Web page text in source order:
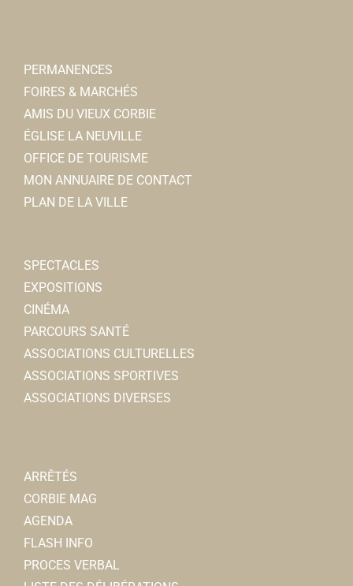
PERMANENCES
FOIRES & MARCHÉS
AMIS DU VIEUX CORBIE
ÉGLISE LA NEUVILLE
OFFICE DE TOURISME
MON ANNUAIRE DE CONTACT
PLAN DE LA VILLE
SPECTACLES
EXPOSITIONS
CINÉMA
PARCOURS SANTÉ
ASSOCIATIONS CULTURELLES
ASSOCIATIONS SPORTIVES
ASSOCIATIONS DIVERSES
ARRÊTÉS
CORBIE MAG
AGENDA
FLASH INFO
PROCES VERBAL